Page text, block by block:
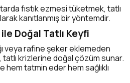
fıstık ezmesi tüketmek, tatlı
kanıtlanmış bir yöntemdir.
Doğal Tatlı Keyfi
veya rafine şeker eklemeden
krizlerine doğal çözüm sunar.
tatmin eder hem sağlıklı